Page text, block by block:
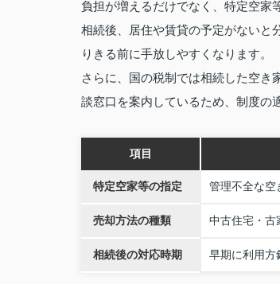
負担が増えるだけでなく、特定空家
相続後、居住や賃貸の予定がないと
りきる前に手放しやすくなります。
さらに、国の税制では相続した空き
談窓口を案内しているため、制度の
項目
特定空家等の指定 管理不全な空
売却方法の種類 中古住宅・古
相続後の対応時期 早期に利用方